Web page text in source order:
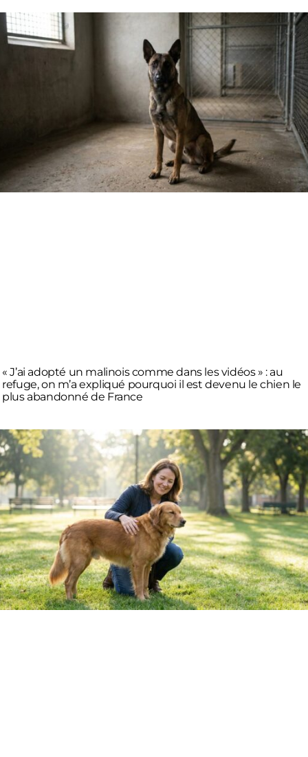
« J’ai adopté un malinois comme dans les vidéos » : au
refuge, on m’a expliqué pourquoi il est devenu le chien le
plus abandonné de France